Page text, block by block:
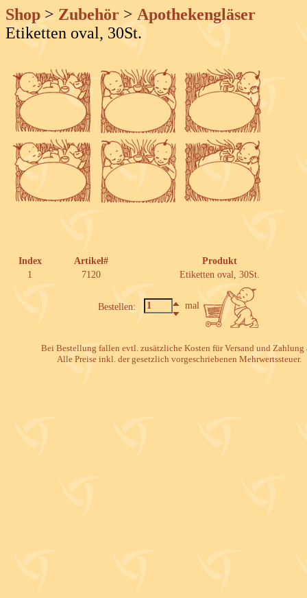
Shop > Zubehör > Apothekengläser
Etiketten oval, 30St.
Index Artikel#
Produkt
1
7120 Etiketten oval, 30St.
Bestellen: mal
Bei Bestellung fallen evtl. zusätzliche Kosten für Versand und Zahlung
Alle Preise inkl. der gesetzlich vorgeschriebenen Mehrwertssteuer.